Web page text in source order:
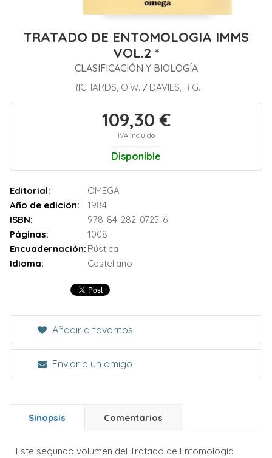
TRATADO DE ENTOMOLOGIA IMMS
VOL.2 *
CLASIFICACIÓN Y BIOLOGÍA
RICHARDS, O.W. / DAVIES, R.G.
109,30 €
IVA incluido
Disponible
Editorial:
OMEGA
Año de edición:
1984
ISBN:
978-84-282-0725-6
Páginas:
1008
Encuadernación: Rústica
Idioma:
Castellano
Añadir a favoritos
Enviar a un amigo
Sinopsis Comentarios
Este segundo volumen del Tratado de Entomología